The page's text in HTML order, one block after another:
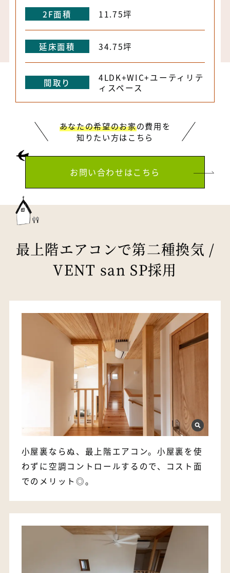
2F面積 11.75坪
延床面積 34.75坪
間取り
4LDK+WIC+ユーティリテ
ィスペース
あなたの希望のお家の費用を
知りたい方はこちら
お問い合わせはこちら
最上階エアコンで第二種換気 /
VENT san SP採用
小屋裏ならぬ、最上階エアコン。小屋裏を使
わずに空調コントロールするので、コスト面
でのメリット◎。